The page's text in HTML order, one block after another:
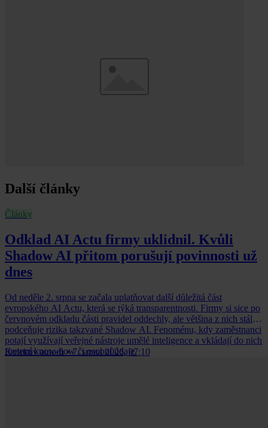
Další články
Články
Odklad AI Actu firmy uklidnil. Kvůli
Shadow AI přitom porušují povinnosti už
dnes
Od neděle 2. srpna se začala uplatňovat další důležitá část
evropského AI Actu, která se týká transparentnosti. Firmy si sice po
červnovém odkladu části pravidel oddechly, ale většina z nich stále
podceňuje rizika takzvané Shadow AI. Fenoménu, kdy zaměstnanci
potají využívají veřejné nástroje umělé inteligence a vkládají do nich
firemní know-how či osobní údaje.
Kolektiv autorů • 7. srpna 2026, 07:10